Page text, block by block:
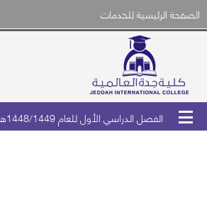
الصفحة الرئيسية للخدمات
الفصل الدراسي الأول للعام 1448/1449هـ